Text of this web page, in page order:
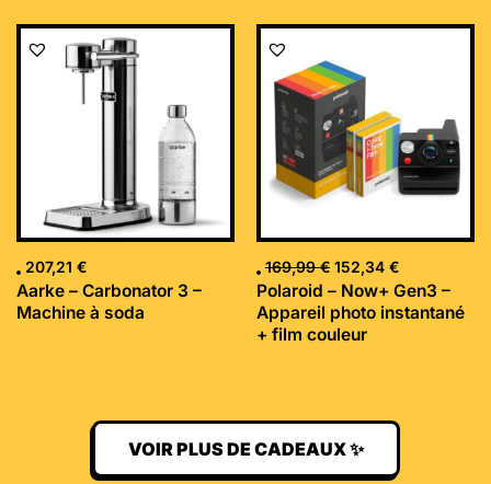
207,21 €
Aarke – Carbonator 3 –
Machine à soda
169,99€
Le
initial
était :
169,99 €.
152,34 €
Le
Polaroid – Now+ Gen3 –
Appareil photo instantané
+ film couleur
VOIR PLUS DE CADEAUX ✨